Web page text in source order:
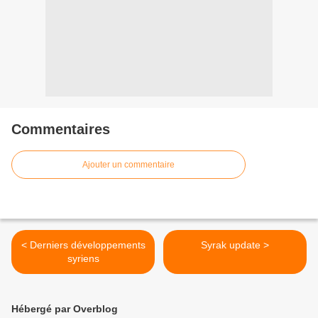
Commentaires
Ajouter un commentaire
< Derniers développements
syriens
Syrak update >
Hébergé par Overblog